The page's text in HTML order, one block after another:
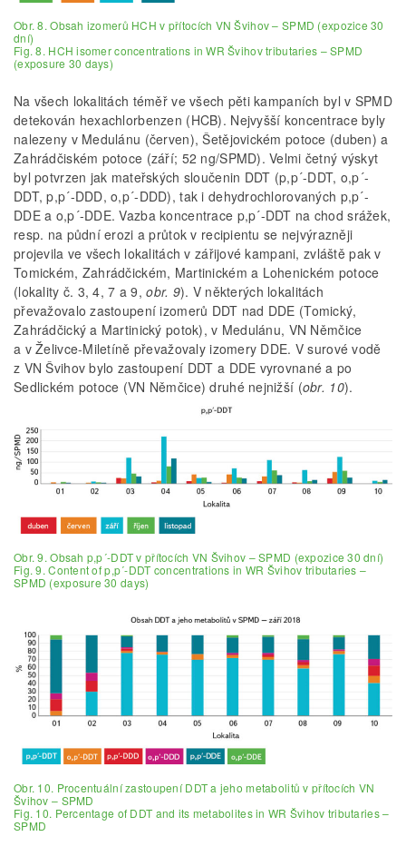
Obr. 8. Obsah izomerů HCH v přítocích VN Švihov – SPMD (expozice 30
dní)
Fig. 8. HCH isomer concentrations in WR Švihov tributaries – SPMD
(exposure 30 days)
Na všech lokalitách téměř ve všech pěti kampaních byl v SPMD
detekován hexachlorbenzen (HCB). Nejvyšší koncentrace byly
nalezeny v Medulánu (červen), Šetějovickém potoce (duben) a
Zahrádčiském potoce (září; 52 ng/SPMD). Velmi četný výskyt
byl potvrzen jak mateřských sloučenin DDT (p,p´-DDT, o,p´-
DDT, p,p´-DDD, o,p´-DDD), tak i dehydrochlorovaných p,p´-
DDE a o,p´-DDE. Vazba koncentrace p,p´-DDT na chod srážek,
resp. na půdní erozi a průtok v recipientu se nejvýrazněji
projevila ve všech lokalitách v zářijové kampani, zvláště pak v
Tomickém, Zahrádčickém, Martinickém a Lohenickém potoce
(lokality č. 3, 4, 7 a 9,obr. 9). V některých lokalitách
převažovalo zastoupení izomerů DDT nad DDE (Tomický,
Zahrádčický a Martinický potok), v Medulánu, VN Němčice
a v Želivce-Miletíně převažovaly izomery DDE. V surové vodě
z VN Švihov bylo zastoupení DDT a DDE vyrovnané a po
Sedlickém potoce (VN Němčice) druhé nejnižší (obr. 10).
Obr. 9. Obsah p,p´-DDT v přítocích VN Švihov – SPMD (expozice 30 dní)
Fig. 9. Content of p,p´-DDT concentrations in WR Švihov tributaries –
SPMD (exposure 30 days)
Obr. 10. Procentuální zastoupení DDT a jeho metabolitů v přítocích VN
Švihov – SPMD
Fig. 10. Percentage of DDT and its metabolites in WR Švihov tributaries –
SPMD